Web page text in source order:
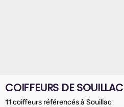
COIFFEURS DE SOUILLAC
11 coiffeurs référencés à Souillac